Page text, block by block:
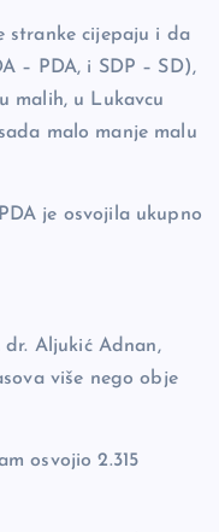
stranke cijepaju i da
– PDA, i SDP – SD),
malih, u Lukavcu
malo manje malu
je osvojila ukupno
dr. Aljukić Adnan,
više nego obje
osvojio 2.315